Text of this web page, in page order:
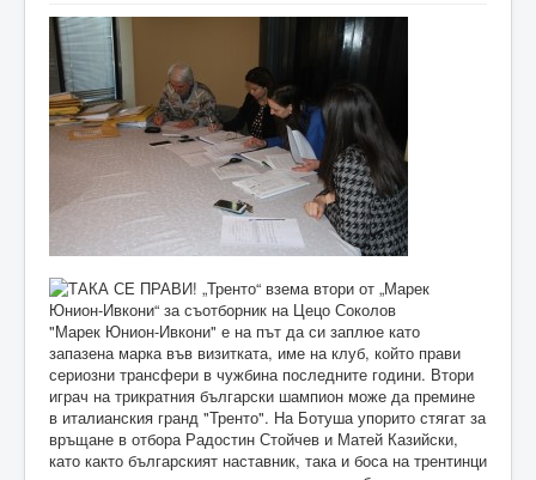
"Марек Юнион-Ивкони" е на път да си заплюе като
запазена марка във визитката, име на клуб, който прави
сериозни трансфери в чужбина последните години. Втори
играч на трикратния български шампион може да премине
в италианския гранд "Тренто". На Ботуша упорито стягат за
връщане в отбора Радостин Стойчев и Матей Казийски,
като както българският наставник, така и боса на трентинци